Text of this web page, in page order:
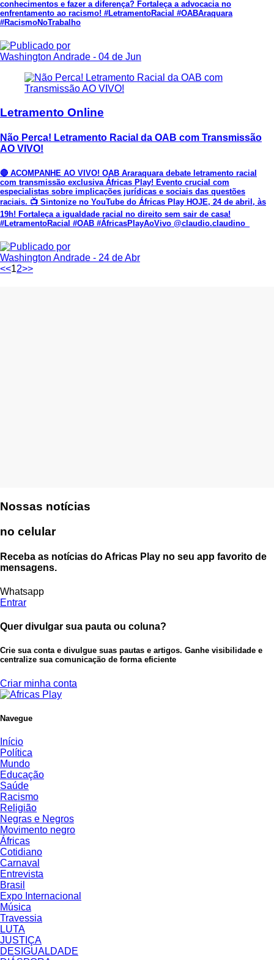
conhecimentos e fazer a diferença? Fortaleça a advocacia no
enfrentamento ao racismo! #LetramentoRacial #OABAraquara
#RacismoNoTrabalho
Washington Andrade - 04 de Jun
Letramento Online
Não Perca! Letramento Racial da OAB com Transmissão
AO VIVO!
🔴 ACOMPANHE AO VIVO! OAB Araraquara debate letramento racial
com transmissão exclusiva Áfricas Play! Evento crucial com
especialistas sobre implicações jurídicas e sociais das questões
raciais. 📺 Sintonize no YouTube do Áfricas Play HOJE, 24 de abril, às
19h! Fortaleça a igualdade racial no direito sem sair de casa!
#LetramentoRacial #OAB #ÁfricasPlayAoVivo @claudio.claudino_
Washington Andrade - 24 de Abr
<<12>>
Nossas notícias
no celular
Receba as notícias do Africas Play no seu app favorito de
mensagens.
Whatsapp
Entrar
Quer divulgar sua pauta ou coluna?
Crie sua conta e divulgue suas pautas e artigos. Ganhe visibilidade e
centralize sua comunicação de forma eficiente
Criar minha conta
Navegue
Início
Política
Mundo
Educação
Saúde
Racismo
Religião
Negras e Negros
Movimento negro
Áfricas
Cotidiano
Carnaval
Entrevista
Brasil
Expo Internacional
Música
Travessia
LUTA
JUSTIÇA
DESIGUALDADE